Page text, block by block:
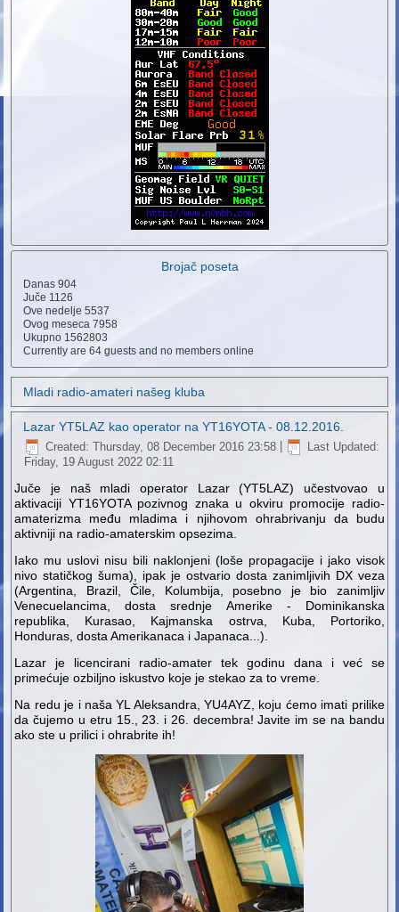
Brojač poseta
Danas904
Juče 1126
Ove nedelje5537
Ovog meseca7958
Ukupno 1562803
Currently are 64 guests and no members online
Mladi radio-amateri našeg kluba
Lazar YT5LAZ kao operator na YT16YOTA - 08.12.2016.
Created: Thursday, 08 December 2016 23:58
Last Updated:
Friday, 19 August 2022 02:11
Juče je naš mladi operator Lazar (YT5LAZ) učestvovao u
aktivaciji YT16YOTA pozivnog znaka u okviru promocije radio-
amaterizma među mladima i njihovom ohrabrivanju da budu
aktivniji na radio-amaterskim opsezima.
Iako mu uslovi nisu bili naklonjeni (loše propagacije i jako visok
nivo statičkog šuma), ipak je ostvario dosta zanimljivih DX veza
(Argentina, Brazil, Čile, Kolumbija, posebno je bio zanimljiv
Venecuelancima, dosta srednje Amerike - Dominikanska
republika, Kurasao, Kajmanska ostrva, Kuba, Portoriko,
Honduras, dosta Amerikanaca i Japanaca...).
Lazar je licencirani radio-amater tek godinu dana i već se
primećuje ozbiljno iskustvo koje je stekao za to vreme.
Na redu je i naša YL Aleksandra, YU4AYZ, koju ćemo imati prilike
da čujemo u etru 15., 23. i 26. decembra! Javite im se na bandu
ako ste u prilici i ohrabrite ih!